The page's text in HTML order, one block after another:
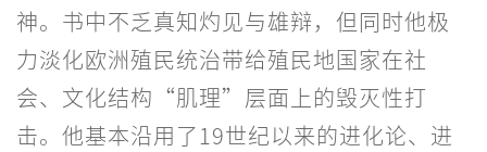
神。书中不乏真知灼见与雄辩，但同时他极
力淡化欧洲殖民统治带给殖民地国家在社
会、文化结构“肌理”层面上的毁灭性打
击。他基本沿用了19世纪以来的进化论、进